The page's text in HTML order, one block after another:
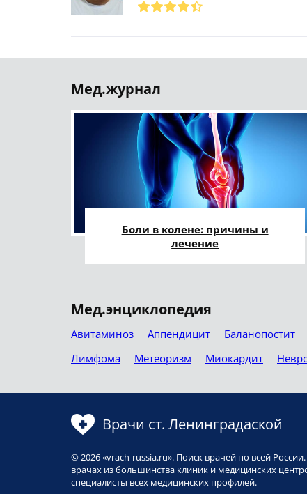
Мед.журнал
Боли в колене: причины и
лечение
Мед.энциклопедия
Авитаминоз Аппендицит Баланопостит
Лимфома
Метеоризм Миокардит
Врачи ст. Ленинградаской
© 2026 «vrach-russia.ru». Поиск врачей по всей
врачах из большинства клиник и медицинских
специалисты всех медицинских профилей.